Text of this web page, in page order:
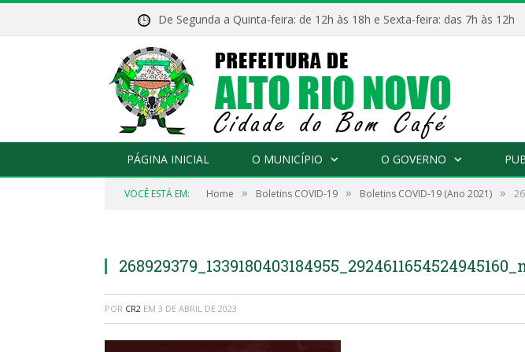
De Segunda a Quinta-feira: de 12h às 18h e Sexta-feira: das 7h às 12h
PÁGINA INICIAL O MUNICÍPIO O GOVERNO
VOCÊ ESTÁ EM: Home » Boletins COVID-19 » Boletins COVID-19 (Ano 2021) »
POR CR2 EM 3 DE ABRIL DE 2023